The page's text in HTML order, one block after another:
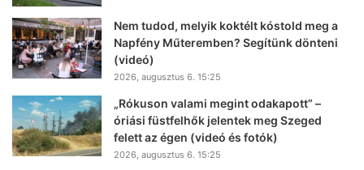
Nem tudod, melyik koktélt kóstold meg a
Napfény Műteremben? Segítünk dönteni
(videó)
2026, augusztus 6. 15:25
„Rókuson valami megint odakapott” –
óriási füstfelhők jelentek meg Szeged
felett az égen (videó és fotók)
2026, augusztus 6. 15:25